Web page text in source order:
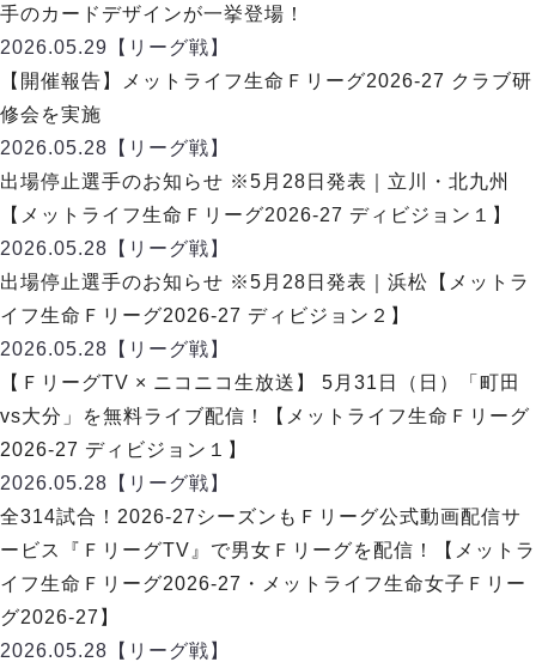
メットライフ生命Ｆリーグカップ 2026
試合日程・結果
大会概要
アリーナ情報
チケット情報
過去の記録
リガーレヴィア葛飾
Y．S．C．C．横浜
ヴィンセドール白山
アグレミーナ浜松
デウソン神戸
ポルセイド浜田
ミラクルスマイル新居浜
記念ゴール
ハットトリック
担当審判員
選手の通算記録（Ｆ１）
エスポラーダ北海道
バルドラール浦安
フウガドールすみだ
しながわシティ
立川アスレティックFC
ペスカドーラ町田
湘南ベルマーレ
ボアルース長野
名古屋オーシャンズ
シュライカー大阪
ボルクバレット北九州
バサジィ大分
選手の通算記録（Ｆ２）
DIVISION 02
FOLLOW US!
手のカードデザインが一挙登場！
2026.05.29 【リーグ戦】
【開催報告】メットライフ生命Ｆリーグ2026-27 クラブ研
修会を実施
2026.05.28 【リーグ戦】
出場停止選手のお知らせ ※5月28日発表｜立川・北九州
【メットライフ生命Ｆリーグ2026-27 ディビジョン１】
2026.05.28 【リーグ戦】
出場停止選手のお知らせ ※5月28日発表｜浜松【メットラ
イフ生命Ｆリーグ2026-27 ディビジョン２】
2026.05.28 【リーグ戦】
【ＦリーグTV × ニコニコ生放送】 5月31日（日）「町田
vs大分」を無料ライブ配信！【メットライフ生命Ｆリーグ
2026-27 ディビジョン１】
2026.05.28 【リーグ戦】
全314試合！2026-27シーズンもＦリーグ公式動画配信サ
ービス『ＦリーグTV』で男女Ｆリーグを配信！【メットラ
イフ生命Ｆリーグ2026-27・メットライフ生命女子Ｆリー
グ2026-27】
2026.05.28 【リーグ戦】